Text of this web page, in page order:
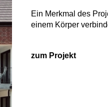
Ein Merkmal des
einem Körper
zum Projekt